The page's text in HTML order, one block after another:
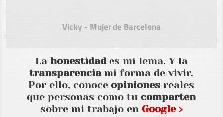
Vicky - Mujer de Barcelona
La honestidades mi lema. Y la
transparenciami forma de vivir.
Por ello, conoceopiniones reales
que personas como tucomparten
sobre mi trabajo en Google ›